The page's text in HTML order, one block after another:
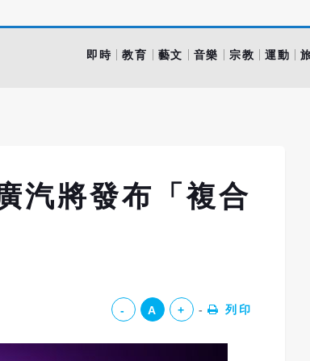
即時 教育 藝文 音樂 宗教 運動
汽將發布「複合
- A + 列印